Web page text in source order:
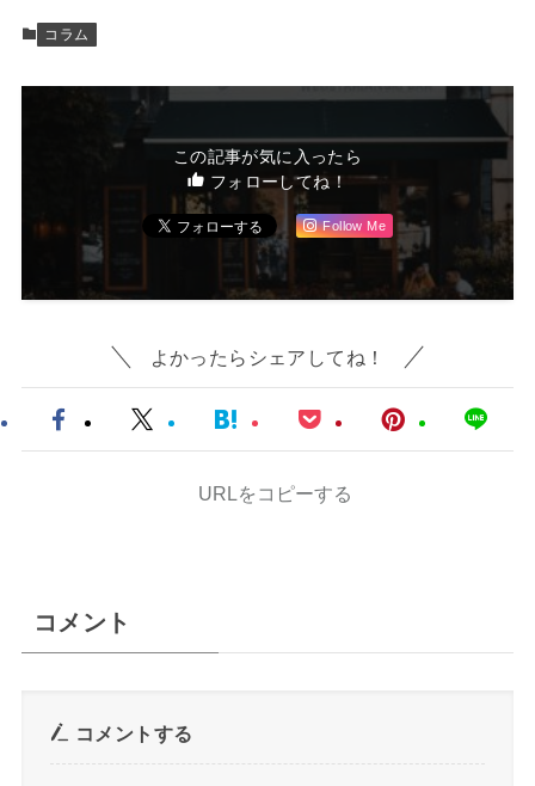
コラム
この記事が気に入ったら
フォローしてね！
Follow Me
よかったらシェアしてね！
URLをコピーする
コメント
コメントする